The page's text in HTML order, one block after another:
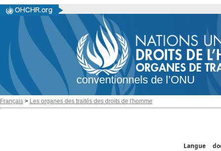
conventionnels de l’ONU
Français > Les organes des traités des droits de l'homme
Langue